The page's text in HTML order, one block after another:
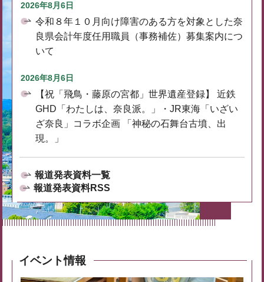
2026年8月6日
令和８年１０月向け障害のある方を対象とした奈
良県会計年度任用職員（事務補佐）募集案内につ
いて
2026年8月6日
【祝「飛鳥・藤原の宮都」世界遺産登録】 近鉄
GHD「わたしは、奈良派。」・JR東海「いざい
ざ奈良」コラボ企画 「神秘の石舞台古墳、出
現。」
報道発表資料一覧
報道発表資料RSS
イベント情報